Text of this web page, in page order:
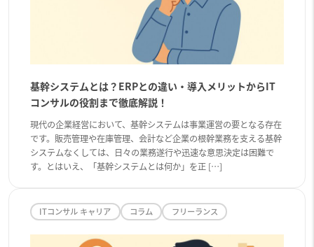
基幹システムとは？ERPとの違い・導入メリットからIT
コンサルの役割まで徹底解説！
現代の企業経営において、基幹システムは事業運営の要となる存在
です。販売管理や在庫管理、会計など企業の根幹業務を支える基幹
システムなくしては、日々の業務遂行や迅速な意思決定は困難で
す。とはいえ、「基幹システムとは何か」を正 […]
ITコンサル キャリア コラム フリーランス